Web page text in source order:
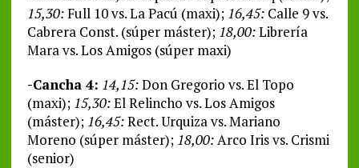
15,30:Full 10 vs. La Pacú (maxi); 16,45:Calle 9 vs.
Cabrera Const. (súper máster); 18,00:Librería
Mara vs. Los Amigos (súper maxi)
-Cancha 4: 14,15:Don Gregorio vs. El Topo
(maxi); 15,30:El Relincho vs. Los Amigos
(máster); 16,45:Rect. Urquiza vs. Mariano
Moreno (súper máster); 18,00:Arco Iris vs. Crismi
(senior)